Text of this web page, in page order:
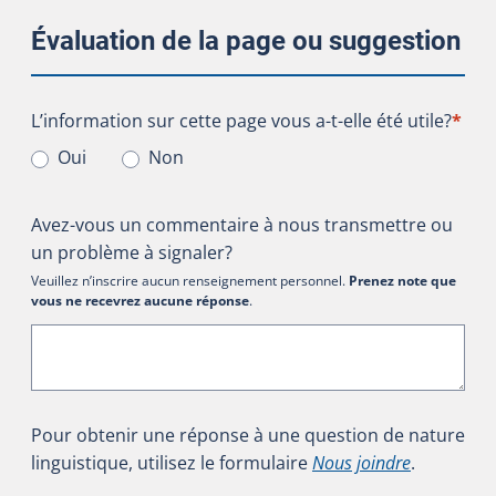
Évaluation de la page ou suggestion
L’information sur cette page vous a-t-elle été utile?
L’information sur cette page vous a-t-elle été utile?*
Oui
Non
Avez-vous un commentaire à nous transmettre ou
un problème à signaler?
Veuillez n’inscrire aucun renseignement personnel. Prenez note que
vous ne recevrez aucune réponse.
Pour obtenir une réponse à une question de nature
linguistique, utilisez le formulaireNous joindre.